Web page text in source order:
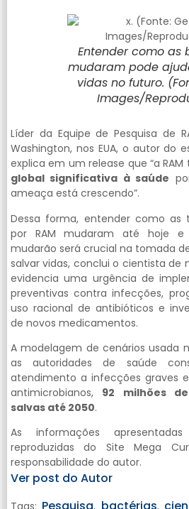
Entender como as
mudaram pode
vidas no futuro.
Images/
Líder da Equipe de Pesquisa de
Washington, nos EUA, o autor do
explica em um release que “a RAM
global significativa à saúde
ameaça está crescendo”.
Dessa forma, entender como as
por RAM mudaram até hoje e
mudarão será crucial na tomada
salvar vidas, conclui o cientista de
evidencia uma urgência de
preventivas contra infecções,
uso racional de antibióticos e
de novos medicamentos.
A modelagem de cenários usada
as autoridades de saúde
atendimento a infecções graves
antimicrobianos, 92 milhões
salvas até 2050.
As informações
reproduzidas do Site Mega
responsabilidade do autor.
Ver post do Autor
Tags: Pesquisa, bactérias,